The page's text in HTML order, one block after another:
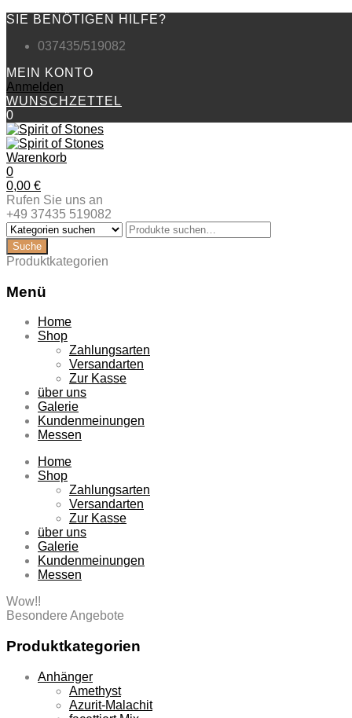
SIE BENÖTIGEN HILFE?
037435/519082
MEIN KONTO
Anmelden
WUNSCHZETTEL
0
Warenkorb
0
0,00 €
Rufen Sie uns an
+49 37435 519082
Produktkategorien
Menü
Zum
Inhalt
Home
Shop
Zahlungsarten
Versandarten
Zur Kasse
über uns
Galerie
Kundenmeinungen
Messen
Home
Shop
Zahlungsarten
Versandarten
Zur Kasse
über uns
Galerie
Kundenmeinungen
Messen
Wow!!
Besondere Angebote
Produktkategorien
Anhänger
Amethyst
Azurit-Malachit